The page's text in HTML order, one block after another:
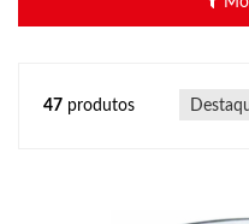
47 produtos